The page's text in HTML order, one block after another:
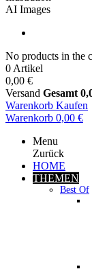
AI Images
No products in the
0 Artikel
0,00 €
Versand Gesamt
Warenkorb Kaufen
Warenkorb 0,00 €
Menu
Zurück
HOME
THEMEN
Best Of